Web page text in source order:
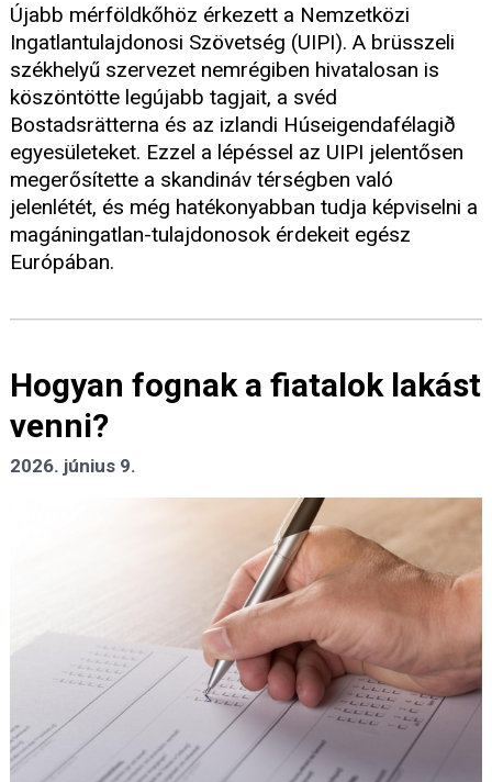
Újabb mérföldkőhöz érkezett a Nemzetközi
Ingatlantulajdonosi Szövetség (UIPI). A brüsszeli
székhelyű szervezet nemrégiben hivatalosan is
köszöntötte legújabb tagjait, a svéd
Bostadsrätterna és az izlandi Húseigendafélagið
egyesületeket. Ezzel a lépéssel az UIPI jelentősen
megerősítette a skandináv térségben való
jelenlétét, és még hatékonyabban tudja képviselni a
magáningatlan-tulajdonosok érdekeit egész
Európában.
Hogyan fognak a fiatalok lakást
venni?
2026. június 9.